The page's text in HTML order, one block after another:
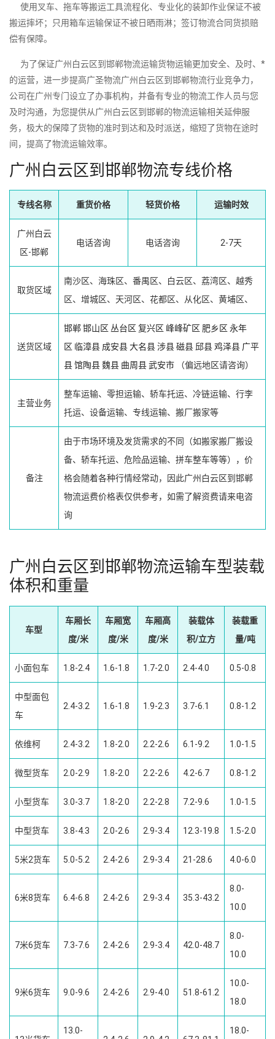
使用叉车、拖车等搬运工具流程化、专业化的装卸作业保证不被
搬运摔坏；只用箱车运输保证不被日晒雨淋；签订物流合同货损赔
偿有保障。
为了保证广州白云区到邯郸物流运输货物运输更加安全、及时、*
的运营，进一步提高广圣物流广州白云区到邯郸物流行业竞争力，
公司在广州专门设立了办事机构，并备有专业的物流工作人员与您
及时沟通，为您提供从广州白云区到邯郸的物流运输相关延伸服
务，极大的保障了货物的准时到达和及时派送，缩短了货物在途时
间，提高了物流运输效率。
广州白云区到邯郸物流专线价格
专线名称 重货价格 轻货价格 运输时效
广州白云
区-邯郸
电话咨询 电话咨询 2-7天
取货区域
南沙区、海珠区、番禺区、白云区、荔湾区、越秀
区、增城区、天河区、花都区、从化区、黄埔区、
送货区域
邯郸邯山区 丛台区 复兴区 峰峰矿区 肥乡区 永年
区 临漳县 成安县大名县涉县磁县 邱县鸡泽县 广平
县馆陶县魏县 曲周县武安市 （偏远地区请咨询）
主营业务
整车运输、零担运输、轿车托运、冷链运输、行李
托运、设备运输、专线运输、搬厂搬家等
备注
由于市场环境及发货需求的不同（如搬家搬厂搬设
备、轿车托运、危险品运输、拼车整车等等），价
格会随着各种行情经常动，因此广州白云区到邯郸
物流运费价格表仅供参考，如需了解资费请来电咨
询
广州白云区到邯郸物流运输车型装载
体积和重量
车型
车厢长
度/米
车厢宽
度/米
车厢高
度/米
装载体
积/立方
装载重
量/吨
小面包车 1.8-2.4 1.6-1.8 1.7-2.0 2.4-4.0 0.5-0.8
中型面包
车
2.4-3.2 1.6-1.8 1.9-2.3 3.7-6.1 0.8-1.2
依维柯 2.4-3.2 1.8-2.0 2.2-2.6 6.1-9.2 1.0-1.5
微型货车 2.0-2.9 1.8-2.0 2.2-2.6 4.2-6.7 0.8-1.2
小型货车 3.0-3.7 1.8-2.0 2.2-2.8 7.2-9.6 1.0-1.5
中型货车 3.8-4.3 2.0-2.6 2.9-3.4 12.3-19.8 1.5-2.0
5米2货车 5.0-5.2 2.4-2.6 2.9-3.4 21-28.6 4.0-6.0
6米8货车 6.4-6.8 2.4-2.6 2.9-3.4 35.3-43.2
8.0-
10.0
7米6货车 7.3-7.6 2.4-2.6 2.9-3.4 42.0-48.7
8.0-
10.0
9米6货车 9.0-9.6 2.4-2.6 2.9-4.0 51.8-61.2
10.0-
18.0
13.0-
18.0-